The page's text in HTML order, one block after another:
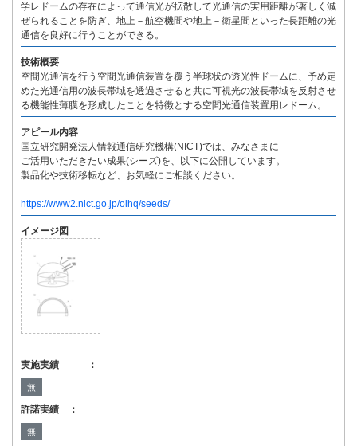
学レドームの存在によって通信光が拡散して光通信の実用距離が著しく減
ぜられることを防ぎ、地上－航空機間や地上－衛星間といった長距離の光
通信を良好に行うことができる。
技術概要
空間光通信を行う空間光通信装置を覆う半球状の透光性ドームに、予め定
めた光通信用の波長帯域を透過させると共に可視光の波長帯域を反射させ
る機能性薄膜を形成したことを特徴とする空間光通信装置用レドーム。
アピール内容
国立研究開発法人情報通信研究機構(NICT)では、みなさまに
ご活用いただきたい成果(シーズ)を、以下に公開しています。
製品化や技術移転など、お気軽にご相談ください。
https://www2.nict.go.jp/oihq/seeds/
イメージ図
実施実績 ：
無
許諾実績 ：
無